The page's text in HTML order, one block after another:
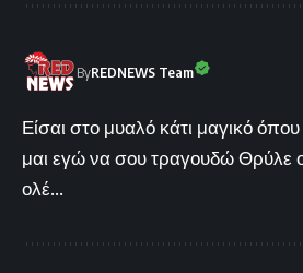
ByREDNEWS Team
Είσαι στο μυαλό κάτι μαγικό
μαι εγώ να σου τραγουδώ Θρύλε
ολέ...